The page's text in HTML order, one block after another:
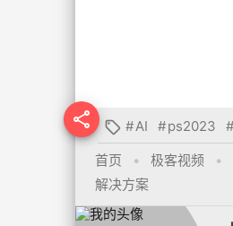
  #AI #ps2023
#
首页
• 极客视频
•
解决方案